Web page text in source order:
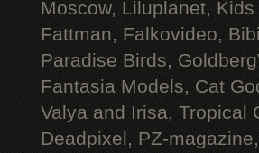
Moscow, Liluplanet, Kids
Fattman, Falkovideo,
Paradise Birds,
Fantasia Models, Cat
Valya and Irisa, Tropical
Deadpixel, PZ-